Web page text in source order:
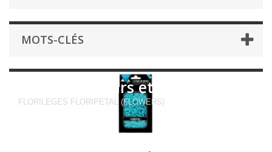
MOTS-CLÉS
Floripetal fleurs et Décos
FLORILEGES FLORIPETAL (FLOWERS)